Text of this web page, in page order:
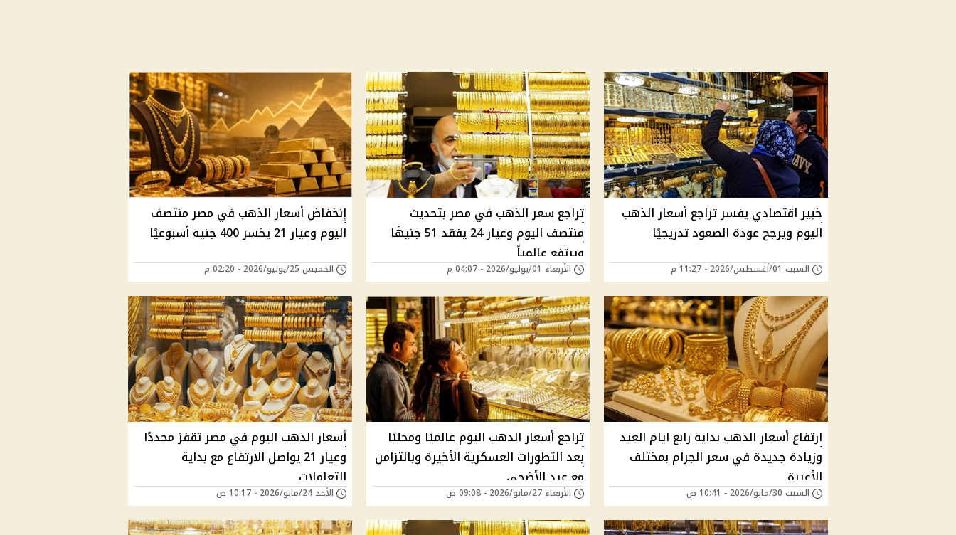
خبير اقتصادي يفسر تراجع أسعار الذهب
اليوم ويرجح عودة الصعود تدريجيًا
السبت 01/أغسطس/2026 - 11:27 م
تراجع سعر الذهب في مصر بتحديث
منتصف اليوم وعيار 24 يفقد 51 جنيهًا
ويرتفع عالمياً
الأربعاء 01/يوليو/2026 - 04:07 م
إنخفاض أسعار الذهب في مصر منتصف
اليوم وعيار 21 يخسر 400 جنيه أسبوعيًا
الخميس 25/يونيو/2026 - 02:20 م
ارتفاع أسعار الذهب بداية رابع ايام العيد
وزيادة جديدة في سعر الجرام بمختلف
الأعيرة
السبت 30/مايو/2026 - 10:41 ص
تراجع أسعار الذهب اليوم عالميًا ومحليًا
بعد التطورات العسكرية الأخيرة وبالتزامن
مع عيد الأضحي
الأربعاء 27/مايو/2026 - 09:08 ص
أسعار الذهب اليوم في مصر تقفز مجددًا
وعيار 21 يواصل الارتفاع مع بداية
التعاملات
الأحد 24/مايو/2026 - 10:17 ص